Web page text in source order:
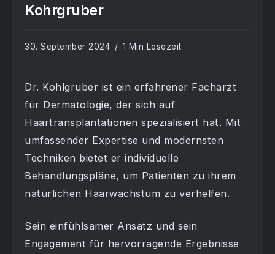
Kohrgruber
30. September 2024 1 Min Lesezeit
Dr. Kohlgruber ist ein erfahrener Facharzt
für Dermatologie, der sich auf
Haartransplantationen spezialisiert hat. Mit
umfassender Expertise und modernsten
Techniken bietet er individuelle
Behandlungspläne, um Patienten zu ihrem
natürlichen Haarwachstum zu verhelfen.
Sein einfühlsamer Ansatz und sein
Engagement für hervorragende Ergebnisse